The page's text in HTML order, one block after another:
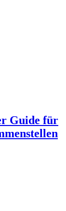
Guide für